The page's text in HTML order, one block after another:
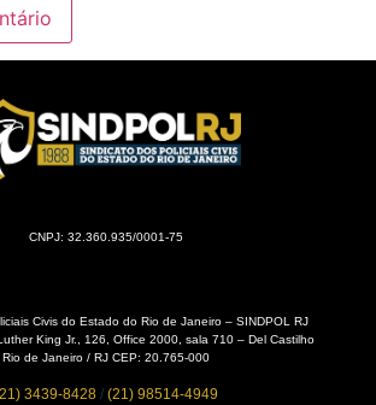
CNPJ: 32.360.935/0001-75
Civis do Estado do Rio de Janeiro – SINDPOL RJ
King Jr., 126, Office 2000, sala 710 – Del Castilho
Rio de Janeiro / RJ CEP: 20.765-000
3439-8428 / (21) 98514-4949